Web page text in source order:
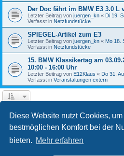
Diese Website nutzt Cookies,
bestmöglichen Komfort bei der
bieten. Mehr erfahren
Der Doc fährt im BMW E3 3.0 L
Letzter Beitrag von juergen_kn « Di 19.
Verfasst in Netzfundstücke
SPIEGEL-Artikel zum E3
Letzter Beitrag von juergen_kn « Mo 18.
Verfasst in Netzfundstücke
15. BMW Klassikertag am
10:00 - 16:00 Uhr
Letzter Beitrag von E12Klaus « Do 31.
Verfasst in Veranstaltungen extern